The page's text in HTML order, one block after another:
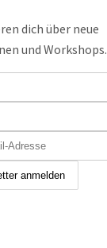
dich über neue
und Workshops.